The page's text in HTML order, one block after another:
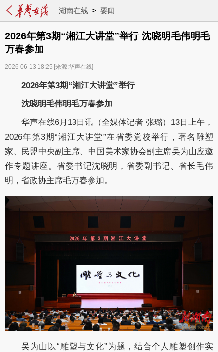
湖南在线> 要闻
2026年第3期“湘江大讲堂”举行 沈晓明毛伟明毛
万春参加
2026-06-13 18:25 [来源:华声在线]
2026年第3期“湘江大讲堂”举行
沈晓明毛伟明毛万春参加
华声在线6月13日讯（全媒体记者 张璐） 13日上午，
2026年第3期“湘江大讲堂”在省委党校举行，著名雕塑
家、民盟中央副主席、中国美术家协会副主席吴为山应邀
作专题讲座。省委书记沈晓明，省委副书记、省长毛伟
明，省政协主席毛万春参加。
吴为山以“雕塑与文化”为题，结合个人雕塑创作实